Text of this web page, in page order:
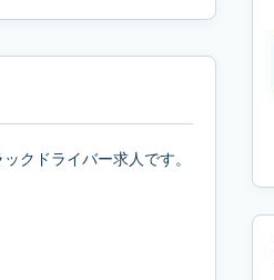
クドライバー求人です。